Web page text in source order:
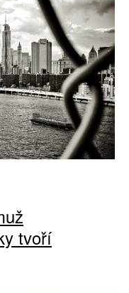
tvoří